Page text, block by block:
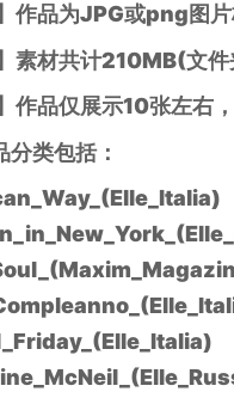
作品为JPG或png图片
素材共计210MB(文件
作品仅展示10张左右
分类包括：